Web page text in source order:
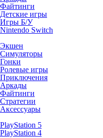
Файтинги
Детские игры
Игры Б/У
Nintendo Switch
Экшен
Симуляторы
Гонки
Ролевые игры
Приключения
Аркады
Файтинги
Стратегии
Аксессуары
PlayStation 5
PlayStation 4